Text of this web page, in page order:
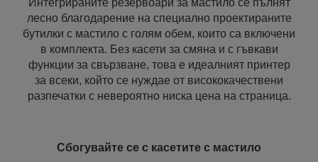
Интегрираните резервоари за мастило се пълнят
лесно благодарение на специално проектираните
бутилки с мастило с голям обем, които са включени
в комплекта. Без касети за смяна и с гъвкави
функции за свързване, това е идеалният принтер
за всеки, който се нуждае от висококачествени
разпечатки с невероятно ниска цена на страница.
Сбогувайте се с касетите с мастило